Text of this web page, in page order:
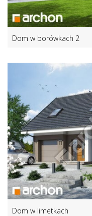
Dom w borówkach 2
Dom w limetkach